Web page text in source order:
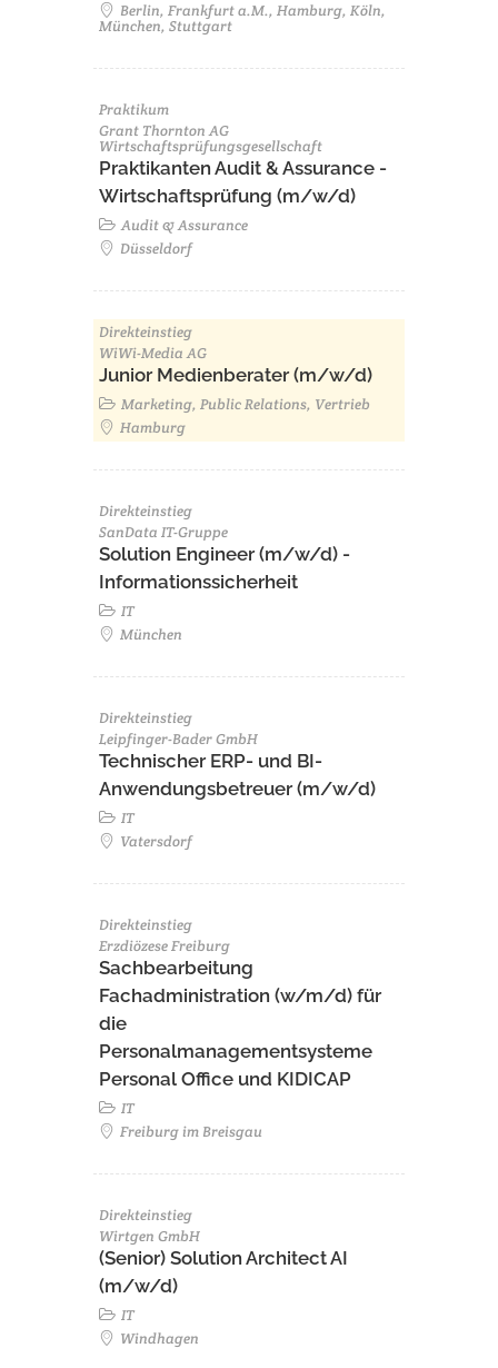
Berlin, Frankfurt a.M., Hamburg, Köln,
München, Stuttgart
Praktikum
Grant Thornton AG
Wirtschaftsprüfungsgesellschaft
Praktikanten Audit & Assurance -
Wirtschaftsprüfung (m/w/d)
Audit & Assurance
Düsseldorf
Direkteinstieg
WiWi-Media AG
Junior Medienberater (m/w/d)
Marketing, Public Relations, Vertrieb
Hamburg
Direkteinstieg
SanData IT-Gruppe
Solution Engineer (m/w/d) -
Informationssicherheit
IT
München
Direkteinstieg
Leipfinger-Bader GmbH
Technischer ERP- und BI-
Anwendungsbetreuer (m/w/d)
IT
Vatersdorf
Direkteinstieg
Erzdiözese Freiburg
Sachbearbeitung
Fachadministration (w/m/d) für
die
Personalmanagementsysteme
Personal Office und KIDICAP
IT
Freiburg im Breisgau
Direkteinstieg
Wirtgen GmbH
(Senior) Solution Architect AI
(m/w/d)
IT
Windhagen